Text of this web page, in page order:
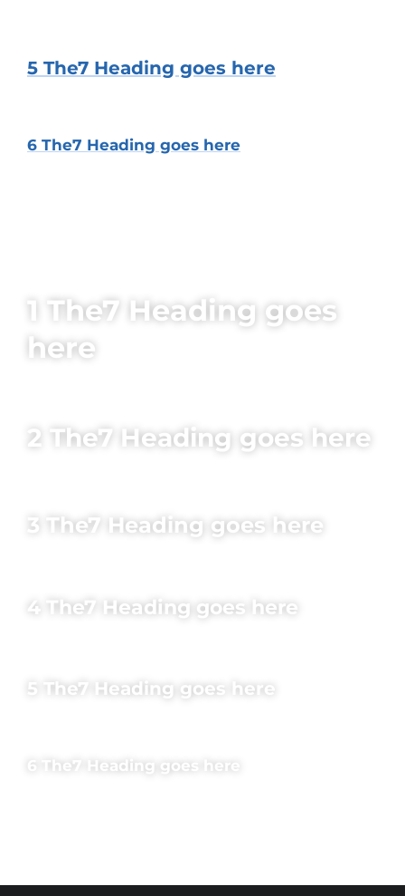
5 The7 Heading goes here
6 The7 Heading goes here
1 The7 Heading goes
here
2 The7 Heading goes here
3 The7 Heading goes here
4 The7 Heading goes here
5 The7 Heading goes here
6 The7 Heading goes here